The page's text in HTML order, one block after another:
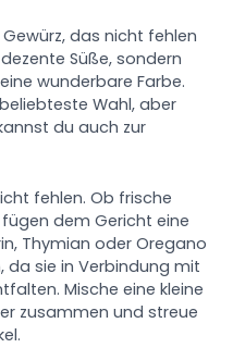
das nicht fehlen
Süße, sondern
wunderbare Farbe.
Wahl, aber
du auch zur
fehlen. Ob frische
dem Gericht eine
Thymian oder Oregano
sie in Verbindung mit
Mische eine kleine
zusammen und streue